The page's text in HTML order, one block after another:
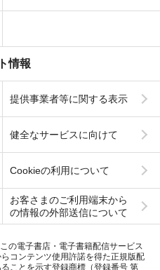
情報
提供事業者等に関する表示
健全なサービスに向けて
Cookieの利用について
お客さまのご利用端末から
の情報の外部送信について
の電子書店・電子書籍配信サービス
コンテンツ使用許諾を得た正規版配
ことを示す登録商標（登録番号 第